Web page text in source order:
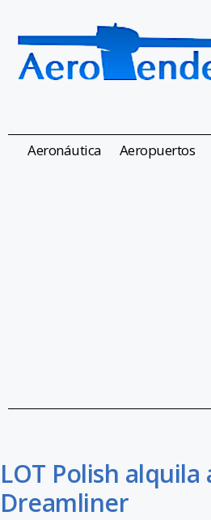
Aeronáutica Aeropuertos
LOT Polish
Dreamliner